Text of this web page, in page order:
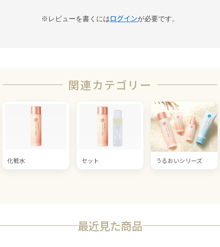
※レビューを書くにはログインが必要です。
関連カテゴリー
化粧水 セット うるおいシリーズ
最近見た商品